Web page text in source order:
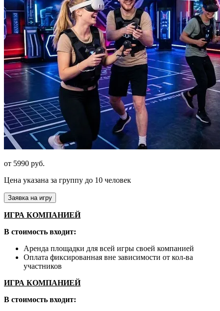
от 5990 руб.
Цена указана за группу до 10 человек
Заявка на игру
ИГРА КОМПАНИЕЙ
В стоимость входит:
Аренда площадки для всей игры своей компанией
Оплата фиксированная вне зависимости от кол-ва
участников
ИГРА КОМПАНИЕЙ
В стоимость входит: